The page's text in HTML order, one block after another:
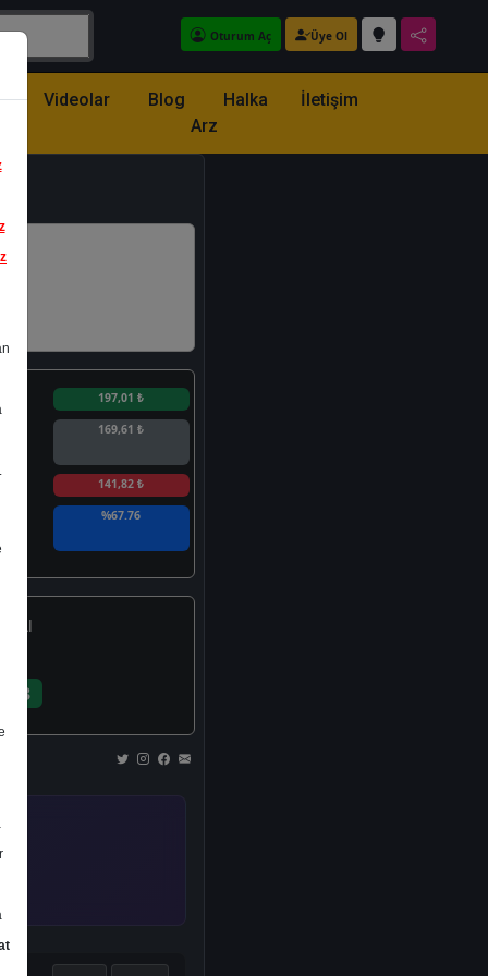
Oturum Aç Üye Ol
Videolar Blog
Halka
Arz
İletişim
197,01 ₺
169,61 ₺
141,82 ₺
%67.76
Al
3